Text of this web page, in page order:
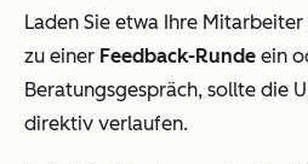
Laden Sie etwa Ihre
zu einer Feedback-Runde ein
Beratungsgespräch, sollte die
direktiv verlaufen.